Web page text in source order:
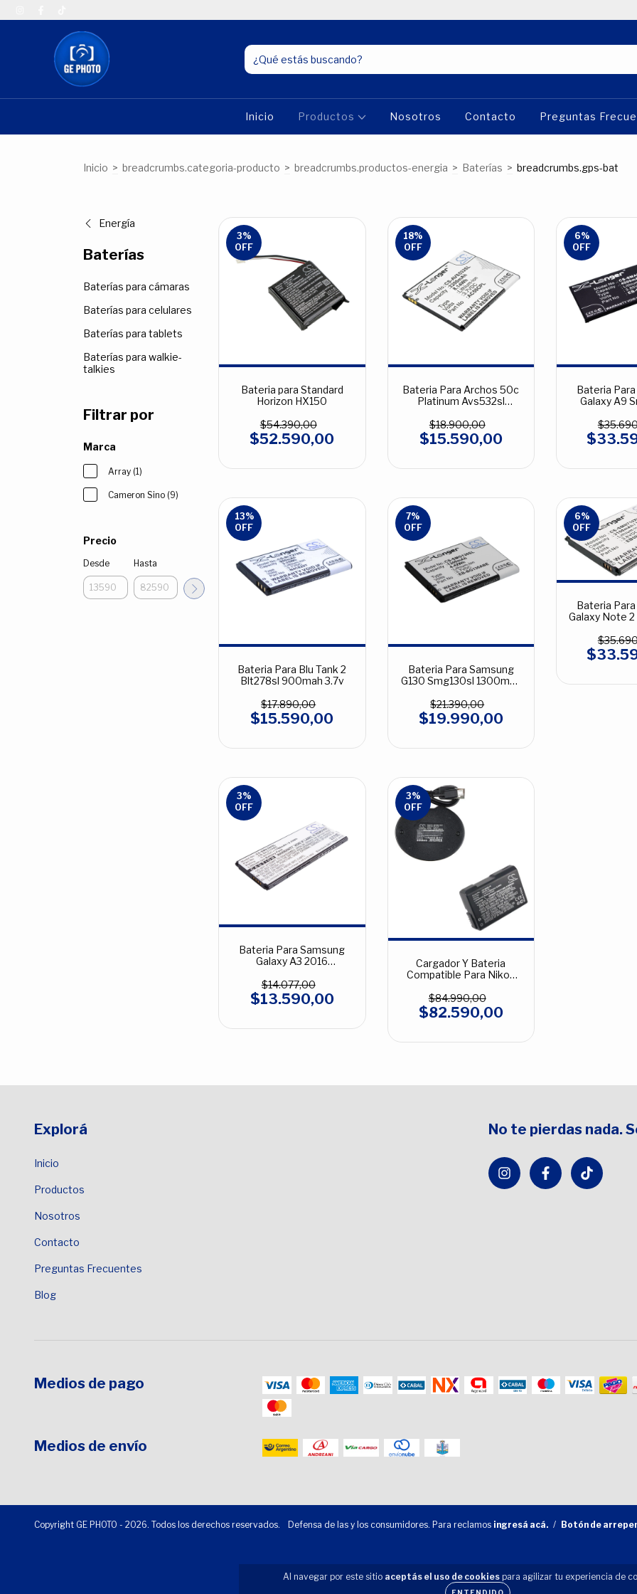
Inicio Productos Nosotros Contacto Preguntas
Al navegar por este sitio aceptás el uso de cookies para agilizar tu experiencia de
Inicio > breadcrumbs.categoria-producto > breadcrumbs.productos-energia > Baterías > breadcrumbs.gps-bat
Energía
Baterías
Baterías para cámaras
Baterías para celulares
Baterías para tablets
Baterías para walkie-
talkies
Filtrar por
Marca
Array (1)
Cameron Sino (9)
Precio
Desde Hasta
3%
OFF
Bateria para Standard
Horizon HX150
$54.390,00
$52.590,00
18%
OFF
Bateria Para Archos 50c
Platinum Avs532sl
$18.900,00
$15.590,00
6%
OFF
Bateria
Galaxy A9
13%
OFF
Bateria Para Blu Tank 2
Blt278sl 900mah 3.7v
$17.890,00
$15.590,00
7%
OFF
Bateria Para Samsung
G130 Smg130sl 1300mah
$21.390,00
$19.990,00
6%
OFF
Bateria
Galaxy Note 2
3%
OFF
Bateria Para Samsung
Galaxy A3 2016
$14.077,00
$13.590,00
3%
OFF
Cargador Y Bateria
Compatible Para Nikon
$84.990,00
$82.590,00
Explorá
Inicio
Productos
Nosotros
Contacto
Preguntas Frecuentes
Blog
No te pierdas nada.
Medios de pago
Medios de envío
Copyright GE PHOTO - 2026. Todos los derechos reservados. Defensa de las y los consumidores. Para reclamos ingresá acá. / Botón de